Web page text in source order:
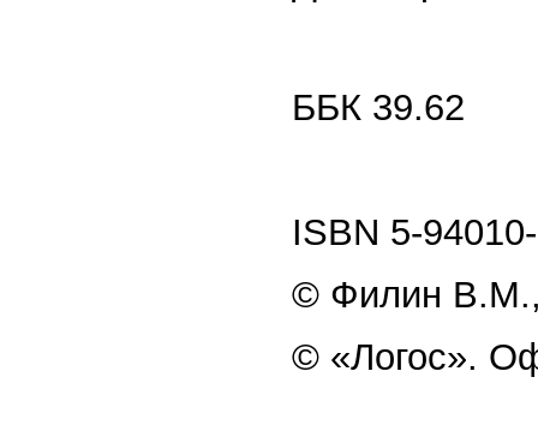
ББК 39.62
ISBN 5-
© Филин
© «Логос».